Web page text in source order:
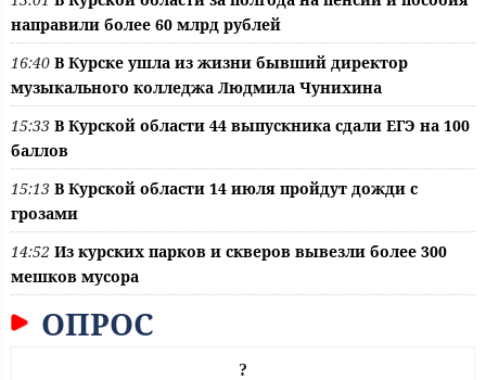
направили более 60 млрд рублей
16:40 В Курске ушла из жизни бывший директор
музыкального колледжа Людмила Чунихина
15:33 В Курской области 44 выпускника сдали ЕГЭ на 100
баллов
15:13 В Курской области 14 июля пройдут дожди с
грозами
14:52 Из курских парков и скверов вывезли более 300
мешков мусора
ОПРОС
?